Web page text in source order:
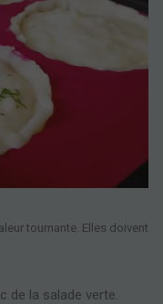
tournante. Elles doivent
de la salade verte.